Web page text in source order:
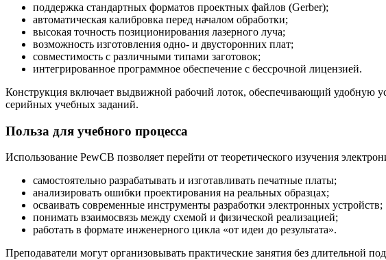
поддержка стандартных форматов проектных файлов (Gerber);
автоматическая калибровка перед началом обработки;
высокая точность позиционирования лазерного луча;
возможность изготовления одно- и двусторонних плат;
совместимость с различными типами заготовок;
интегрированное программное обеспечение с бессрочной лицензией.
Конструкция включает выдвижной рабочий лоток, обеспечивающий удобную
серийных учебных заданий.
Польза для учебного процесса
Использование PewCB позволяет перейти от теоретического изучения
самостоятельно разрабатывать и изготавливать печатные платы;
анализировать ошибки проектирования на реальных образцах;
осваивать современные инструменты разработки электронных устройств;
понимать взаимосвязь между схемой и физической реализацией;
работать в формате инженерного цикла «от идеи до результата».
Преподаватели могут организовывать практические занятия без длительной